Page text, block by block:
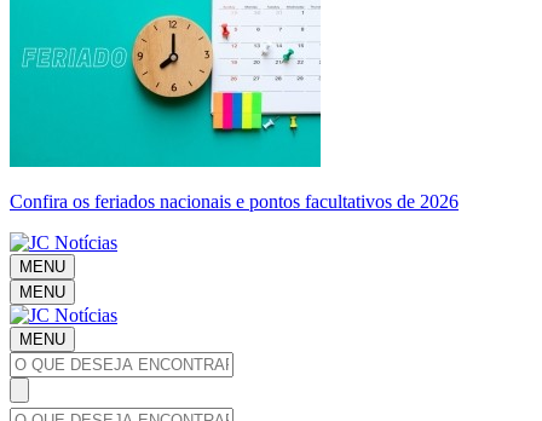
Confira os feriados nacionais e pontos facultativos de 2026
MENU
MENU
MENU